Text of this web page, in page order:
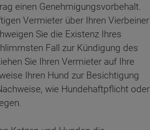
einen Genehmigungsvorbehalt.
Vermieter über Ihren Vierbeiner
Sie die Existenz Ihres
Fall zur Kündigung des
Sie Ihren Vermieter auf Ihre
Ihren Hund zur Besichtigung
wie Hundehaftpflicht oder